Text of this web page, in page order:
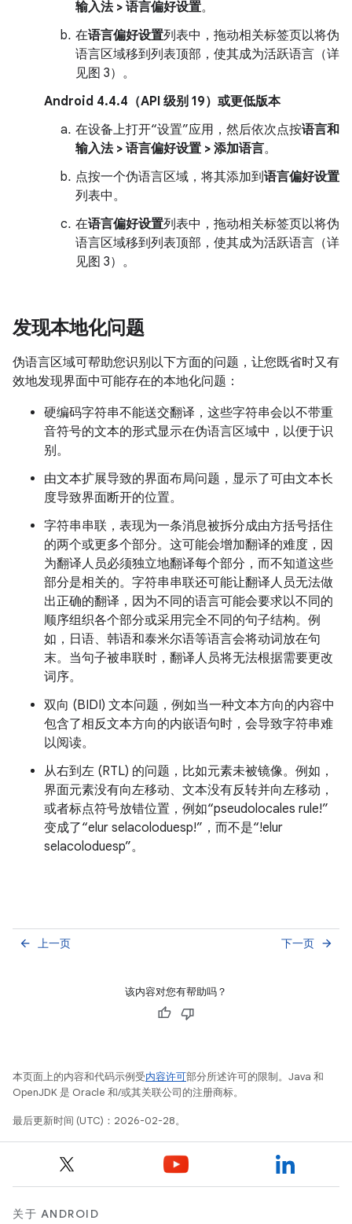
输入法 > 语言偏好设置。
在语言偏好设置列表中，拖动相关标签页以将伪
语言区域移到列表顶部，使其成为活跃语言（详
见图 3）。
Android 4.4.4（API 级别 19）或更低版本
在设备上打开“设置”应用，然后依次点按语言和
输入法 > 语言偏好设置 > 添加语言。
点按一个伪语言区域，将其添加到语言偏好设置
列表中。
在语言偏好设置列表中，拖动相关标签页以将伪
语言区域移到列表顶部，使其成为活跃语言（详
见图 3）。
发现本地化问题
伪语言区域可帮助您识别以下方面的问题，让您既省时又有
效地发现界面中可能存在的本地化问题：
硬编码字符串不能送交翻译，这些字符串会以不带重
音符号的文本的形式显示在伪语言区域中，以便于识
别。
由文本扩展导致的界面布局问题，显示了可由文本长
度导致界面断开的位置。
字符串串联，表现为一条消息被拆分成由方括号括住
的两个或更多个部分。这可能会增加翻译的难度，因
为翻译人员必须独立地翻译每个部分，而不知道这些
部分是相关的。字符串串联还可能让翻译人员无法做
出正确的翻译，因为不同的语言可能会要求以不同的
顺序组织各个部分或采用完全不同的句子结构。例
如，日语、韩语和泰米尔语等语言会将动词放在句
末。当句子被串联时，翻译人员将无法根据需要更改
词序。
双向 (BIDI) 文本问题，例如当一种文本方向的内容中
包含了相反文本方向的内嵌语句时，会导致字符串难
以阅读。
从右到左 (RTL) 的问题，比如元素未被镜像。例如，
界面元素没有向左移动、文本没有反转并向左移动，
或者标点符号放错位置，例如“pseudolocales rule!”
变成了“elur selacoloduesp!”，而不是“!elur
selacoloduesp”。
上一页
arrow_back 下一页 arrow_forward
该内容对您有帮助吗？
本页面上的内容和代码示例受内容许可部分所述许可的限制。Java 和
OpenJDK 是 Oracle 和/或其关联公司的注册商标。
最后更新时间 (UTC)：2026-02-28。
关于 ANDROID